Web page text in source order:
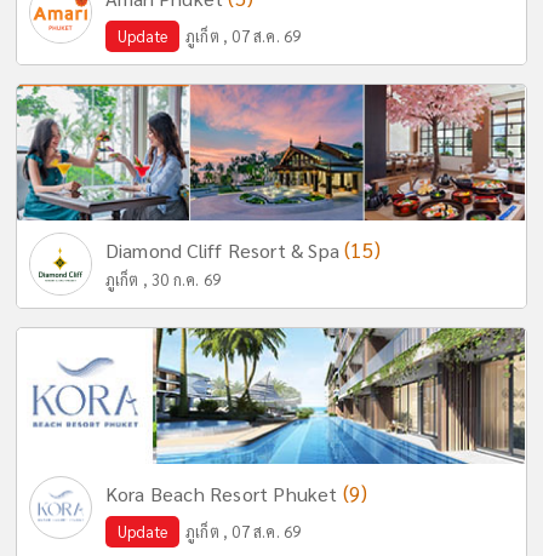
Update ภูเก็ต , 07 ส.ค. 69
Diamond Cliff Resort & Spa(15)
ภูเก็ต , 30 ก.ค. 69
Kora Beach Resort Phuket (9)
Update ภูเก็ต , 07 ส.ค. 69